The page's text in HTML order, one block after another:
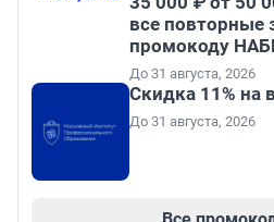
все повторные
промокоду
До 31 августа, 2026
Скидка 11% на
До 31 августа, 2026